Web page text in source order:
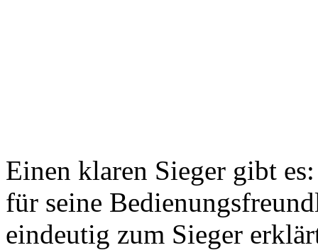
Einen klaren Sieger gibt
für seine
eindeutig zum Sieger